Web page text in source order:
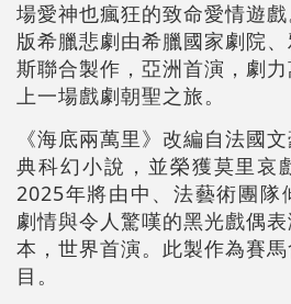
場愛神也瘋狂的致命愛情遊
版希臘悲劇由希臘國家劇院
斯聯合製作，亞洲首演，劇
上一場戲劇朝聖之旅。
《海底兩萬里》改編自法國
典科幻小說，並榮獲莫里哀
2025年將由中、法藝術團隊
劇情與令人驚嘆的黑光戲偶
本，世界首演。此製作為賽
目。